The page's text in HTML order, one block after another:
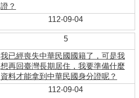
證？
112-09-04
5
我已經喪失中華民國國籍了，可是我
想再回臺灣長期居住，我要準備什麼
資料才能拿到中華民國身分證呢？
112-09-04